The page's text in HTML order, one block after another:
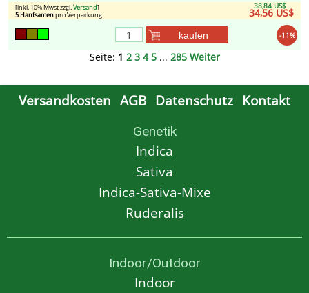
38,84 US$
34,56 US$
[inkl. 10% Mwst zzgl.Versand]
5 Hanfsamenpro Verpackung
-11%
kaufen
Seite: 1 2 3 4 5... 285 Weiter
Versandkosten AGB Datenschutz Kontakt
Genetik
Indica
Sativa
Indica-Sativa-Mixe
Ruderalis
Indoor/Outdoor
Indoor